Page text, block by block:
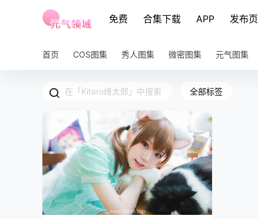
免费 合集下载 APP 发布页
首页 COS图集 秀人图集 微密图集 元气图集
全部标签